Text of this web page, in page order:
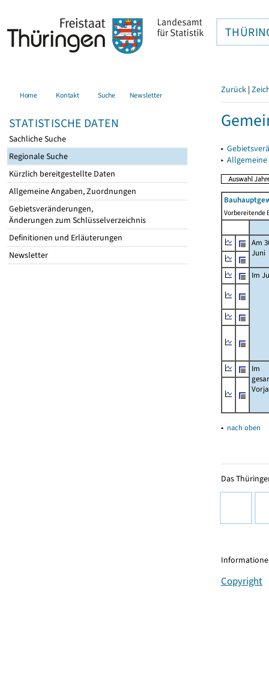
Home Kontakt Suche Newsletter
STATISTISCHE DATEN
Sachliche Suche
Regionale Suche
Kürzlich bereitgestellte Daten
Allgemeine Angaben, Zuordnungen
Gebietsveränderungen,
Änderungen zum Schlüsselverzeichnis
Definitionen und Erläuterungen
Newsletter
Zurück |
▸
▸
Vorbereitende
Am
Juni
Im
Im
▴ nach oben
Das
Copyright